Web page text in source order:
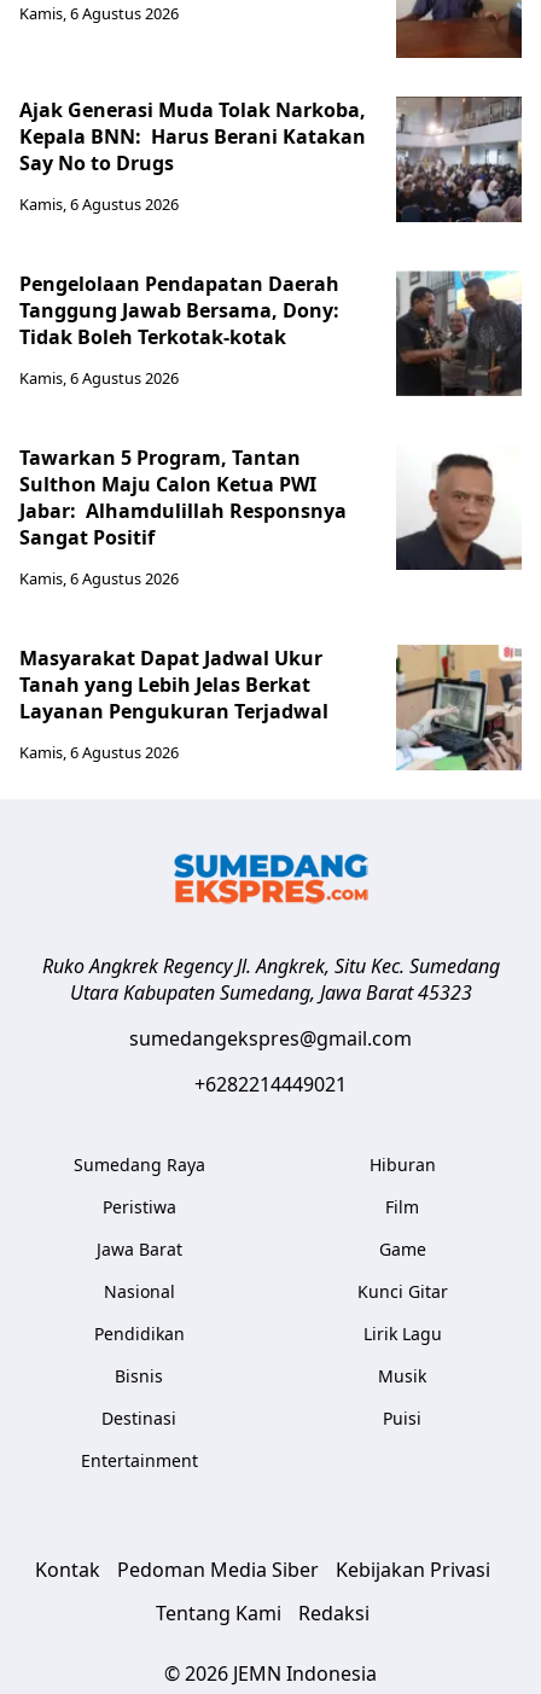
Kamis, 6 Agustus 2026
Ajak Generasi Muda Tolak Narkoba,
Kepala BNN: Harus Berani Katakan
Say No to Drugs
Kamis, 6 Agustus 2026
Pengelolaan Pendapatan Daerah
Tanggung Jawab Bersama, Dony:
Tidak Boleh Terkotak-kotak
Kamis, 6 Agustus 2026
Tawarkan 5 Program, Tantan
Sulthon Maju Calon Ketua PWI
Jabar: Alhamdulillah Responsnya
Sangat Positif
Kamis, 6 Agustus 2026
Masyarakat Dapat Jadwal Ukur
Tanah yang Lebih Jelas Berkat
Layanan Pengukuran Terjadwal
Kamis, 6 Agustus 2026
Ruko Angkrek Regency Jl. Angkrek, Situ Kec. Sumedang
Utara Kabupaten Sumedang, Jawa Barat 45323
sumedangekspres@gmail.com
+6282214449021
Sumedang Raya
Peristiwa
Jawa Barat
Nasional
Pendidikan
Bisnis
Destinasi
Entertainment
Hiburan
Film
Game
Kunci Gitar
Lirik Lagu
Musik
Puisi
Kontak Pedoman Media Siber
Kebijakan Privasi
Tentang Kami
Redaksi
© 2026 JEMN Indonesia